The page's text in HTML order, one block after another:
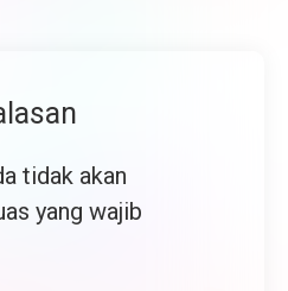
tidak akan
yang wajib